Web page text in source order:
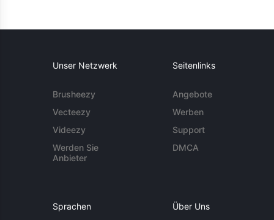
Unser Netzwerk
Brusheezy
Vecteezy
Videezy
Werden Sie
Anbieter
Seitenlinks
Angebote
Werben
Support
DMCA
Sprachen Über Uns